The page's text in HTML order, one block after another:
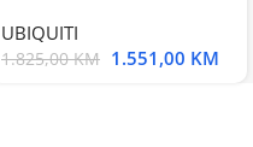
UBIQUITI
1.825,00KM 1.551,00 KM